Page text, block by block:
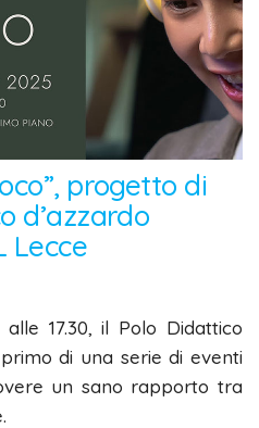
progetto di
d’azzardo
Lecce
17.30, il Polo Didattico
di una serie di eventi
un sano rapporto tra